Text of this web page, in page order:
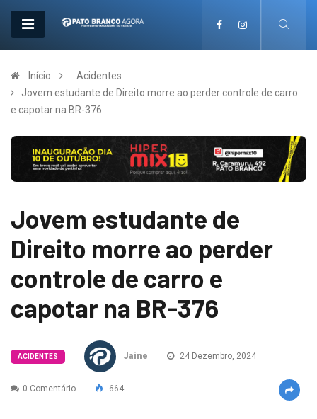
Início
Acidentes
Jovem estudante de Direito morre ao perder controle de carro
e capotar na BR-376
Jovem estudante de
Direito morre ao perder
controle de carro e
capotar na BR-376
ACIDENTES Jaine 24 Dezembro, 2024
0 Comentário 664